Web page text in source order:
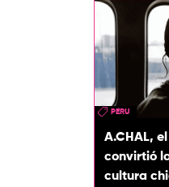
PERU
A.CHAL,
convirtió
cultura